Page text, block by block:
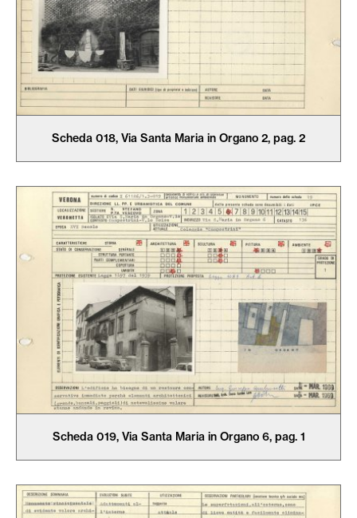
Scheda 018, Via Santa Maria in Organo 2, pag. 2
Scheda 019, Via Santa Maria in Organo 6, pag. 1